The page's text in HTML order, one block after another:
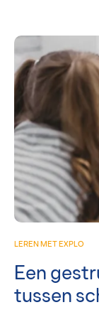
LEREN MET EXPLO
Een
tussen